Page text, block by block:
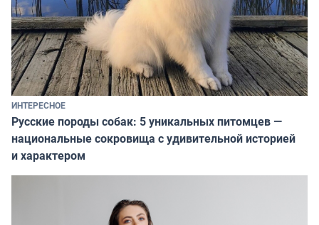
ИНТЕРЕСНОЕ
Русские породы собак: 5 уникальных питомцев —
национальные сокровища с удивительной историей
и характером